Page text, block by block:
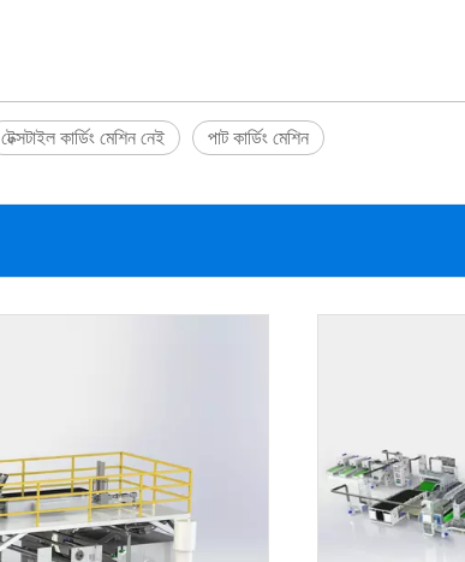
টেক্সটাইল কার্ডিং মেশিন নেই পাট কার্ডিং মেশিন